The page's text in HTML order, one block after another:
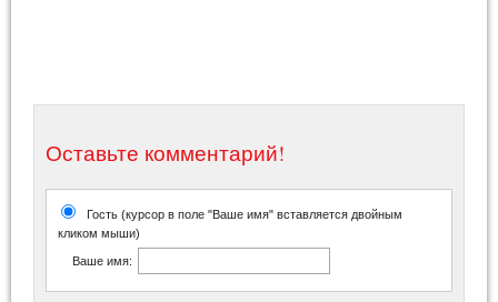
Оставьте комментарий!
Гость (курсор в поле "Ваше имя" вставляется двойным
кликом мыши)
Ваше имя: